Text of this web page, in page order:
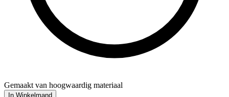
Gemaakt van hoogwaardig materiaal
In Winkelmand